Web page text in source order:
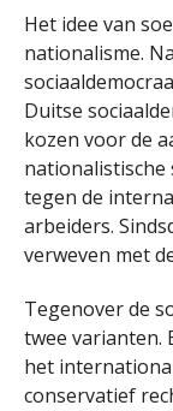
Het idee van
nationalisme.
Duitse
kozen voor de
tegen de
arbeiders.
verweven met
Tegenover de
twee varianten.
het
conservatief